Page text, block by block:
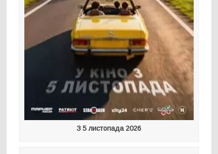
З 5 листопада 2026